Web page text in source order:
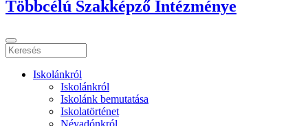
Többcélú Szakképző Intézménye
Iskolánkról
Iskolánkról
Iskolánk bemutatása
Iskolatörténet
Névadónkról